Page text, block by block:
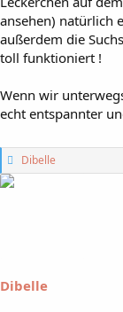
ansehen) natürlich
außerdem die
toll funktioniert !
Wenn wir
echt entspannter
G
e
r
Dibelle
Dibelle